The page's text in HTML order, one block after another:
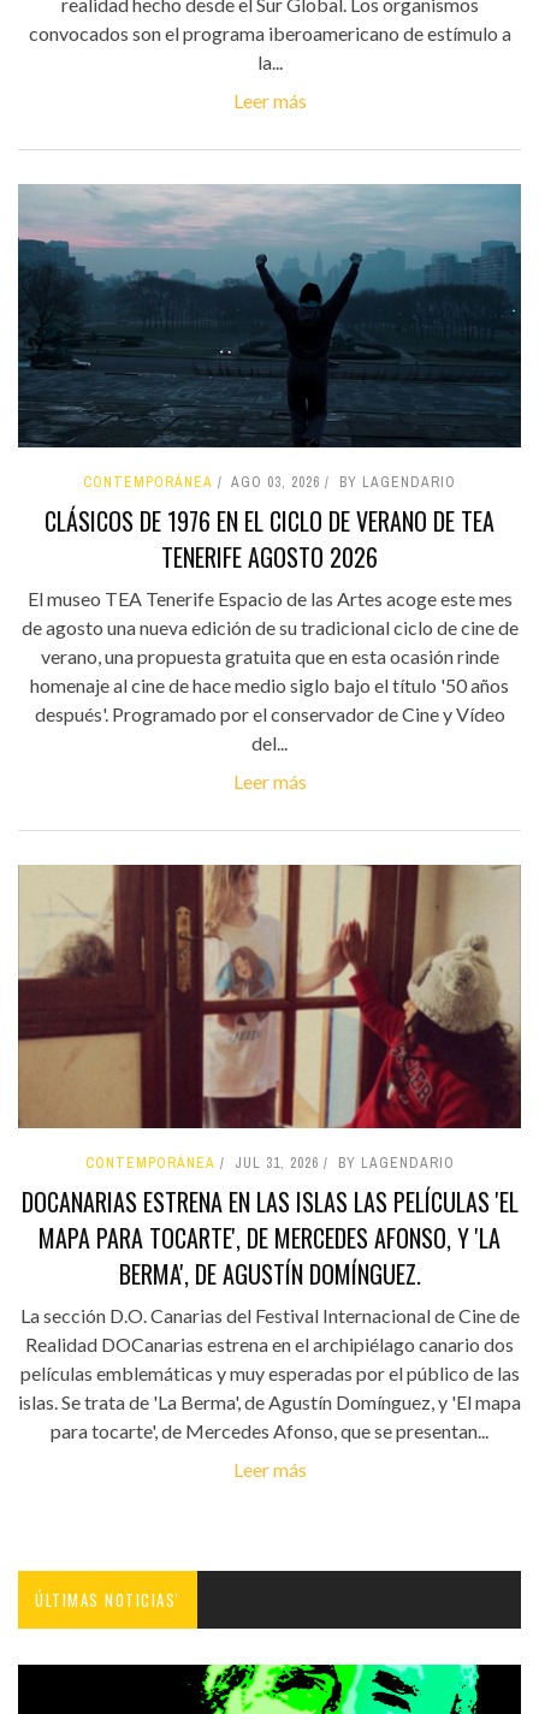
convocados son el programa iberoamericano de estímulo a
la...
Leer más
CONTEMPORÁNEA AGO 03, 2026 BY LAGENDARIO
CLÁSICOS DE 1976 EN EL CICLO DE VERANO DE TEA
TENERIFE AGOSTO 2026
El museo TEA Tenerife Espacio de las Artes acoge este mes
de agosto una nueva edición de su tradicional ciclo de cine de
verano, una propuesta gratuita que en esta ocasión rinde
homenaje al cine de hace medio siglo bajo el título '50 años
después'. Programado por el conservador de Cine y Vídeo
del...
Leer más
CONTEMPORÁNEA JUL 31, 2026 BY LAGENDARIO
DOCANARIAS ESTRENA EN LAS ISLAS LAS PELÍCULAS 'EL
MAPA PARA TOCARTE', DE MERCEDES AFONSO, Y 'LA
BERMA', DE AGUSTÍN DOMÍNGUEZ.
La sección D.O. Canarias del Festival Internacional de Cine de
Realidad DOCanarias estrena en el archipiélago canario dos
películas emblemáticas y muy esperadas por el público de las
islas. Se trata de 'La Berma', de Agustín Domínguez, y 'El mapa
para tocarte', de Mercedes Afonso, que se presentan...
Leer más
ÚLTIMAS NOTICIAS'